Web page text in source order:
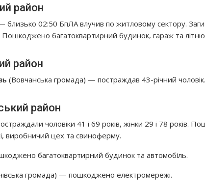
район
близько 02:50 БпЛА влучив по житловому сектору.
Пошкоджено багатоквартирний будинок, гараж та
район
(Вовчанська громада) — постраждав 43-річний
район
чоловіки 41 і 69 років, жінки 29 і 78 років.
виробничий цех та свиноферму.
багатоквартирний будинок та автомобіль.
громада) — пошкоджено електромережі.